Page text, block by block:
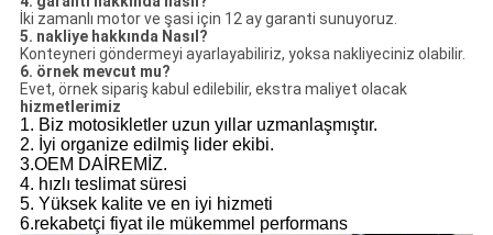
İki zamanlı motor ve şasi için 12 ay garanti sunuyoruz.
5. nakliye hakkında Nasıl?
Konteyneri göndermeyi ayarlayabiliriz, yoksa nakliyeciniz olabilir.
6. örnek mevcut mu?
Evet, örnek sipariş kabul edilebilir, ekstra maliyet olacak
hizmetlerimiz
1. Biz motosikletler uzun yıllar uzmanlaşmıştır.
2. İyi organize edilmiş lider ekibi.
3.OEM DAİREMİZ.
4. hızlı teslimat süresi
5. Yüksek kalite ve en iyi hizmeti
6.rekabetçi fiyat ile mükemmel performans